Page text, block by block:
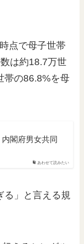
点で母子世帯
は約18.7万世
帯の86.8%を母
あわせて読みたい
閣府男女共同
る」と言える規